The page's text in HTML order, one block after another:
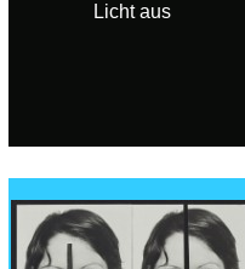
Licht aus